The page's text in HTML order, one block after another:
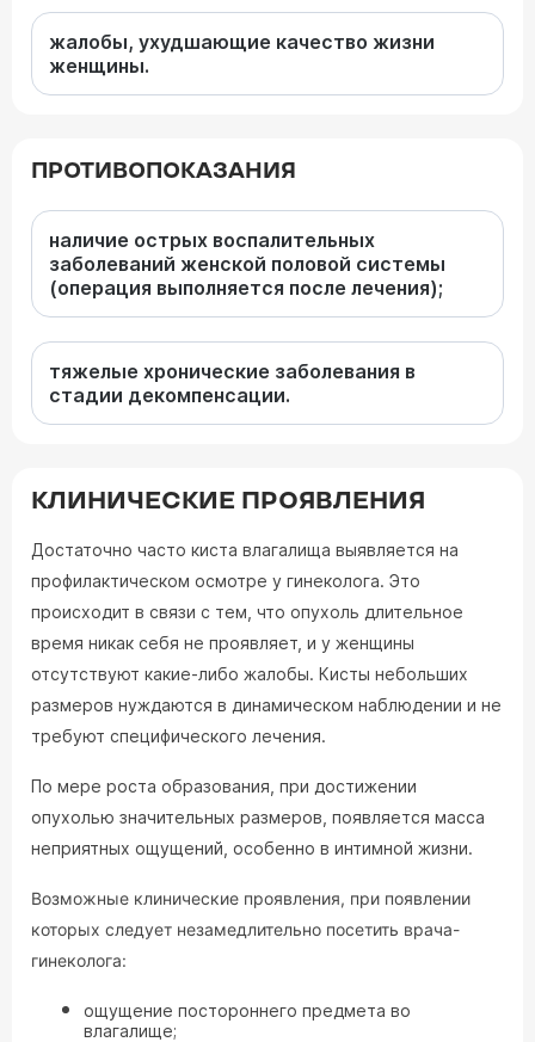
жалобы, ухудшающие качество жизни
женщины.
ПРОТИВОПОКАЗАНИЯ
наличие острых воспалительных
заболеваний женской половой системы
(операция выполняется после лечения);
тяжелые хронические заболевания в
стадии декомпенсации.
КЛИНИЧЕСКИЕ ПРОЯВЛЕНИЯ
Достаточно часто киста влагалища выявляется на
профилактическом осмотре у гинеколога. Это
происходит в связи с тем, что опухоль длительное
время никак себя не проявляет, и у женщины
отсутствуют какие-либо жалобы. Кисты небольших
размеров нуждаются в динамическом наблюдении и не
требуют специфического лечения.
По мере роста образования, при достижении
опухолью значительных размеров, появляется масса
неприятных ощущений, особенно в интимной жизни.
Возможные клинические проявления, при появлении
которых следует незамедлительно посетить врача-
гинеколога:
ощущение постороннего предмета во
влагалище;